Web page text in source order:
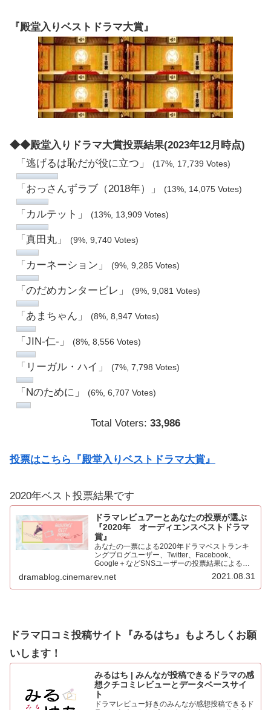
『殿堂入りベストドラマ大賞』
◆◆殿堂入りドラマ大賞投票結果(2023年12月時点)
「逃げるは恥だが役に立つ」
(17%, 17,739 Votes)
「おっさんずラブ（2018年）」 (13%, 14,075 Votes)
「カルテット」 (13%, 13,909 Votes)
「真田丸」 (9%, 9,740 Votes)
「カーネーション」 (9%, 9,285 Votes)
「のだめカンタービレ」 (9%, 9,081 Votes)
「あまちゃん」 (8%, 8,947 Votes)
「JIN-仁-」 (8%, 8,556 Votes)
「リーガル・ハイ」 (7%, 7,798 Votes)
「Nのために」 (6%, 6,707 Votes)
Total Voters: 33,986
投票はこちら『殿堂入りベストドラマ大賞』
2020年ベスト投票結果です
ドラマレビュアーとあなたの投票が選ぶ
『2020年 オーディエンスベストドラマ
賞』
あなたの一票による2020年ドラマベストランキ
ングブログユーザー、Twitter、Facebook、
Google＋などSNSユーザーの投票結果による
2020年ベストドラマ。445票もの投票をいただき
心より感謝申し上げます！！集計の結果を発表…
dramablog.cinemarev.net 2021.08.31
ドラマ口コミ投稿サイト『みるはち』もよろしくお願
いします！
みるはち | みんなが投稿できるドラマの感
想クチコミレビューとデータベースサイ
ト
ドラマレビュー好きのみんなが感想投稿できるド